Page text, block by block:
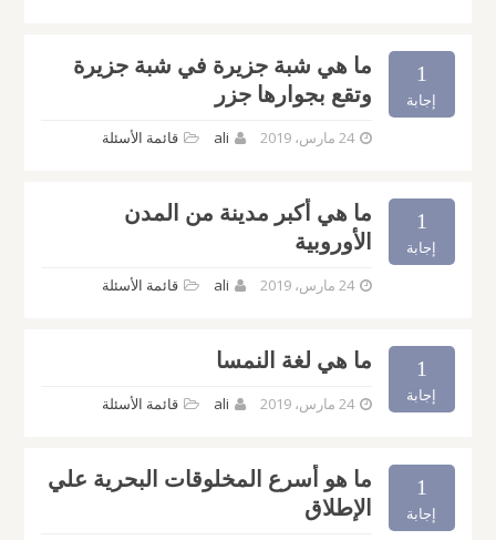
1
إجابة
ما هي شبة جزيرة في شبة جزيرة
وتقع بجوارها جزر
24 مارس، 2019 ali قائمة الأسئلة
1
إجابة
ما هي أكبر مدينة من المدن
الأوروبية
24 مارس، 2019 ali قائمة الأسئلة
1
إجابة
ما هي لغة النمسا
24 مارس، 2019 ali قائمة الأسئلة
1
إجابة
ما هو أسرع المخلوقات البحرية علي
الإطلاق